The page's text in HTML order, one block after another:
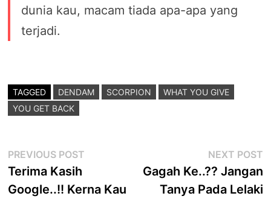
dunia kau, macam tiada apa-apa yang
terjadi.
TAGGED DENDAM SCORPION
WHAT YOU GIVE
YOU GET BACK
Post
navigation
PREVIOUS POST
Terima Kasih
Google..!! Kerna Kau
NEXT POST
Gagah Ke..?? Jangan
Tanya Pada Lelaki